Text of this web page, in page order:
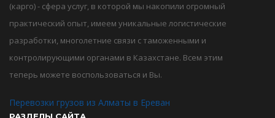
(карго) - сфера услуг, в которой мы накопили огромный
практический опыт, имеем уникальные логистические
разработки, многолетние связи с таможенными и
контролирующими органами в Казахстане. Всем этим
теперь можете воспользоваться и Вы.
Перевозки грузов из Алматы в Ереван